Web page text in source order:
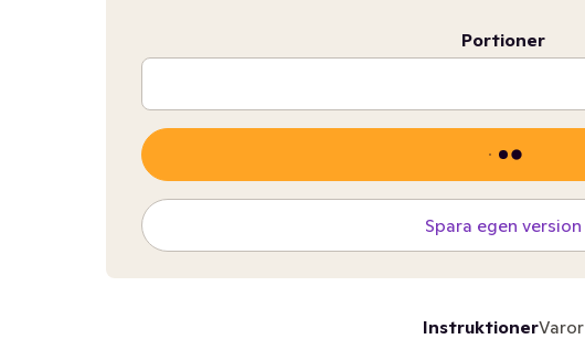
Portioner
Spara egen version
InstruktionerVaror